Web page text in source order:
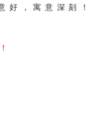
好，寓意深刻！